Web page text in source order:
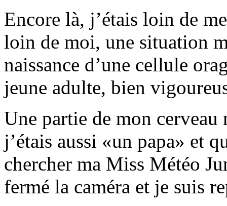
Encore là, j’étais loin de
loin de moi, une situation
naissance d’une cellule
jeune adulte, bien
Une partie de mon cerveau
j’étais aussi «un papa» et
chercher ma Miss Météo
fermé la caméra et je suis